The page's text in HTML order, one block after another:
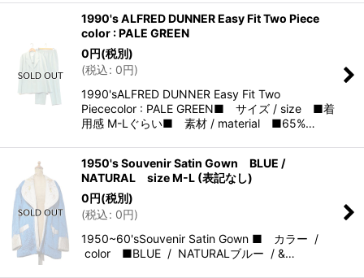
1990's ALFRED DUNNER Easy Fit Two Piece
color : PALE GREEN
0円(税別)
(税込: 0円)
1990'sALFRED DUNNER Easy Fit Two
Piececolor : PALE GREEN■ サイズ / size ■着
用感 M-Lぐらい■ 素材 / material ■65%…
1950's Souvenir Satin Gown BLUE /
NATURAL size M-L (表記なし)
0円(税別)
(税込: 0円)
1950~60'sSouvenir Satin Gown ■ カラー /
color ■BLUE / NATURALブルー / &…